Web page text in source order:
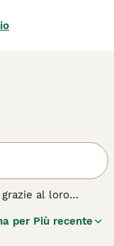
al loro
andare d'accordo
per Più recente